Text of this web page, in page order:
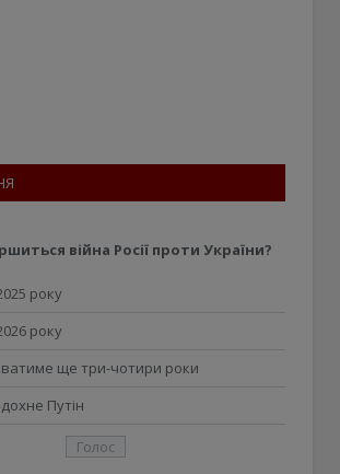
війна Росії проти України?
року
року
ще три-чотири роки
Путін